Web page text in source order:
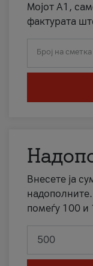
Мојот А1,
фактурата
Број на сметка
Внесете ја
помеѓу 100 и